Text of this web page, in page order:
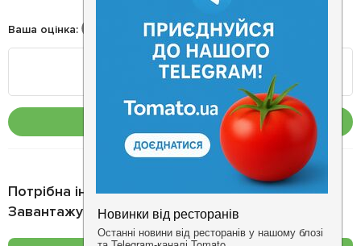
Ваша оцінка:
Потрібна інформація про заклад?
Завантажуйте додаток!